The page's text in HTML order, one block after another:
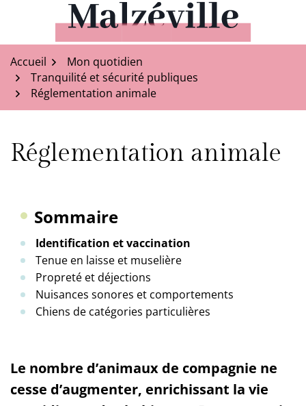
contenu
Malzéville
Accueil
Mon quotidien
Tranquilité et sécurité publiques
Réglementation animale
Réglementation animale
Sommaire
Identification et vaccination
Tenue en laisse et muselière
Propreté et déjections
Nuisances sonores et comportements
Chiens de catégories particulières
Le nombre d’animaux de compagnie ne
cesse d’augmenter, enrichissant la vie